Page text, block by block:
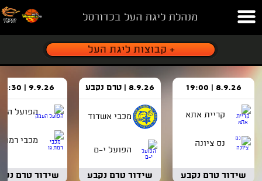
מנהלת ליגת העל בכדורסל
8.9.26 | 19:00
קריית אתא
נס ציונה
שידור טרם נקבע
8.9.26 | טרם נקבע
מכבי אשדוד
הפועל י-ם
שידור טרם נקבע
9.9.26 | 18:30
הפועל
מכבי רמת
שידור טרם